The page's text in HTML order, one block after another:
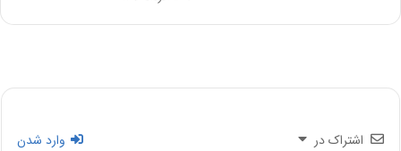
اشتراک در وارد شدن